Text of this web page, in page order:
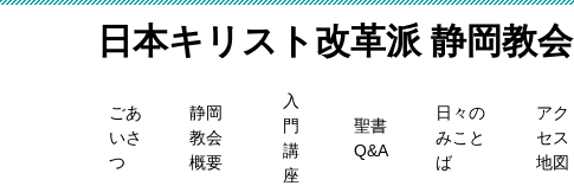
日本キリスト改革派 静岡教会
ごあ
いさ
つ
静岡
教会
概要
入
門
講
座
聖書
Q&A
日々の
みこと
ば
アク
セス
地図